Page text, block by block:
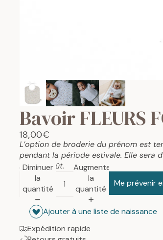
Bavoir FLEURS
18,00€
L’option de broderie du prénom est
pendant la période estivale. Elle sera
mois d’août.
Diminuer
la
quantité
Augmenter
la
quantité
Me prévenir
Ajouter à une liste de naissance
Expédition rapide